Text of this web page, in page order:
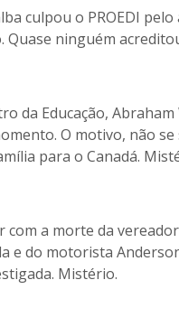
culpou o PROEDI
ninguém
da Educação,
O motivo, não
para o Canadá.
a morte da
e do motorista
Mistério.